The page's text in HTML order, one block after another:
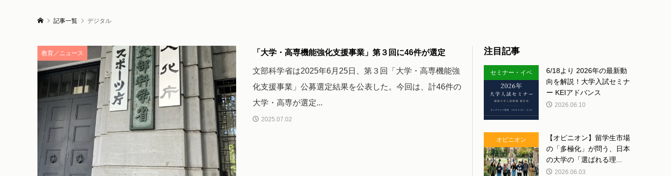
記事一覧 デジタル
教育／ニュース 「大学・高専機能強化支援事業」第３回に46件が選定
文部科学省は2025年6月25日、第３回「大学・高専機能強
化支援事業」公募選定結果を公表した。今回は、計46件の
大学・高専が選定...
2025.07.02
注目記事
セミナー・イベ
ント
6/18より 2026年の最新動
向を解説！大学入試セミナ
ー KEIアドバンス
2026.06.10
オピニオン
【オピニオン】留学生市場
の「多極化」が問う、日本
の大学の「選ばれる理...
2026.06.03